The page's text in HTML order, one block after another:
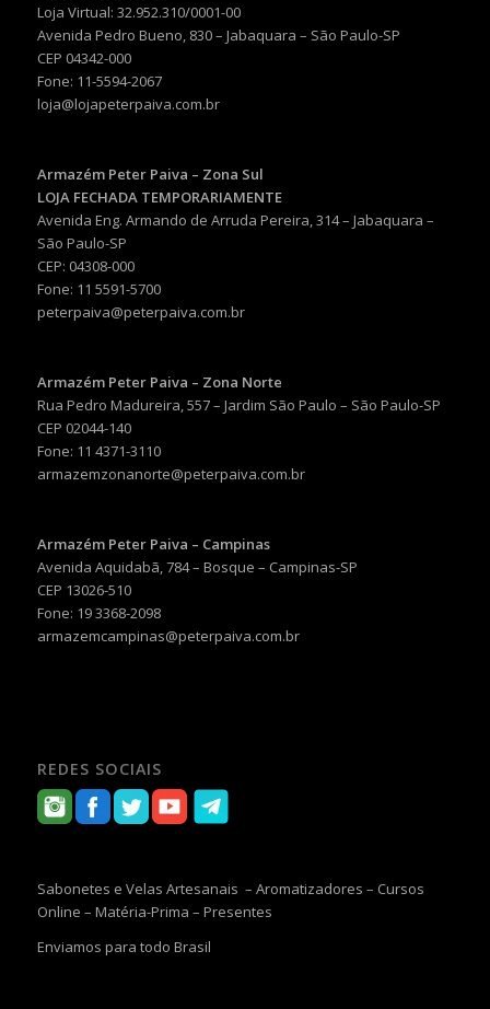
Loja Virtual: 32.952.310/0001-00
Avenida Pedro Bueno, 830 – Jabaquara – São Paulo-SP
CEP 04342-000
Fone: 11-5594-2067
loja@lojapeterpaiva.com.br
Armazém Peter Paiva – Zona Sul
LOJA FECHADA TEMPORARIAMENTE
Avenida Eng. Armando de Arruda Pereira, 314 – Jabaquara –
São Paulo-SP
CEP: 04308-000
Fone: 11 5591-5700
peterpaiva@peterpaiva.com.br
Armazém Peter Paiva – Zona Norte
Rua Pedro Madureira, 557 – Jardim São Paulo – São Paulo-SP
CEP 02044-140
Fone: 11 4371-3110
armazemzonanorte@peterpaiva.com.br
Armazém Peter Paiva – Campinas
Avenida Aquidabã, 784 – Bosque – Campinas-SP
CEP 13026-510
Fone: 19 3368-2098
armazemcampinas@peterpaiva.com.br
REDES SOCIAIS
Sabonetes e Velas Artesanais – Aromatizadores – Cursos
Online – Matéria-Prima – Presentes
Enviamos para todo Brasil